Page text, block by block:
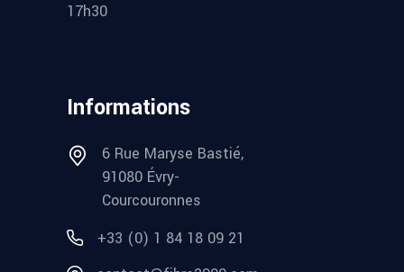
17h30
Informations
6 Rue Maryse Bastié,
91080 Évry-
Courcouronnes
+33 (0) 1 84 18 09 21